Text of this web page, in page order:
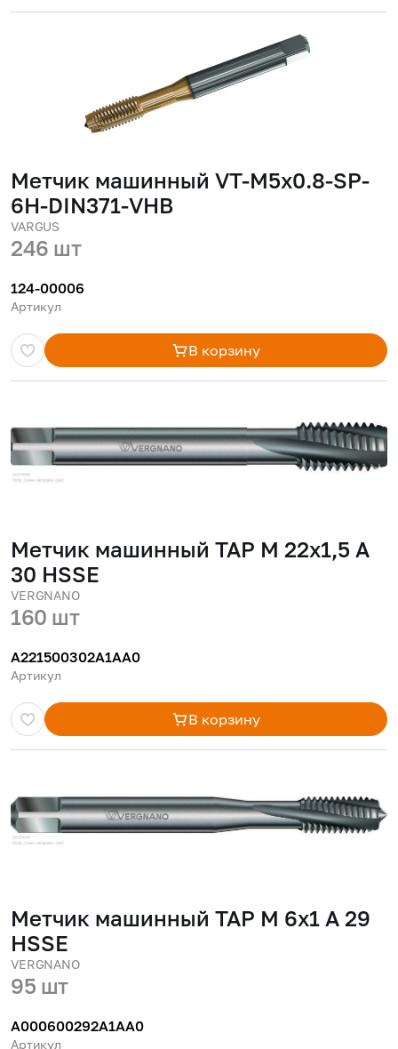
Метчик машинный VT-M5x0.8-SP-
6H-DIN371-VHB
VARGUS
246 шт
124-00006
Артикул
В корзину
Метчик машинный TAP M 22x1,5 A
30 HSSE
VERGNANO
160 шт
A221500302A1AA0
Артикул
В корзину
Метчик машинный TAP M 6x1 A 29
HSSE
VERGNANO
95 шт
A000600292A1AA0
Артикул